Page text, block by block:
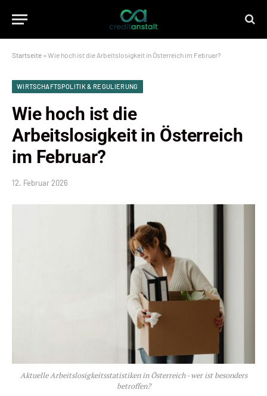
Startseite » Wie hoch ist die Arbeitslosigkeit in Österreich im Februar?
WIRTSCHAFTSPOLITIK & REGULIERUNG
Wie hoch ist die
Arbeitslosigkeit in Österreich
im Februar?
12. Februar 2026
Aktuelle Arbeitslosigkeitsstatistiken in Österreich - wer ist besonders
betroffen?